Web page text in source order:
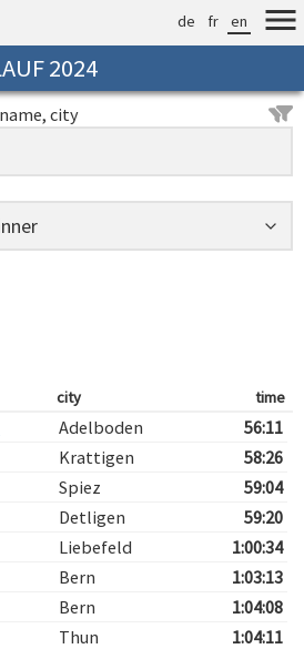
de fr en
2024
city
city time
Adelboden
56:11
Krattigen
58:26
Spiez
59:04
Detligen
59:20
Liebefeld
1:00:34
Bern
1:03:13
Bern
1:04:08
Thun
1:04:11